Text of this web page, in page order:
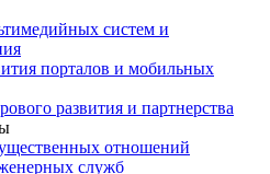
систем и
порталов и мобильных
развития и партнерства
отношений
служб